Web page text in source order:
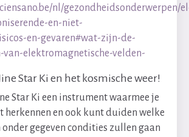
nl/gezondheidsonderwerpen/
en-niet-
en-gevaren#wat-zijn-de-
van-elektromagnetische-velden-
Star Ki en het kosmische weer!
Star Ki een instrument waarmee je
herkennen en ook kunt duiden welke
gegeven condities zullen gaan